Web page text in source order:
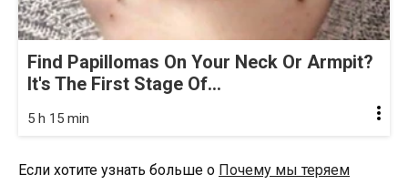
Find Papillomas On Your Neck Or Armpit?
It's The First Stage Of...
5 h 15 min
Если хотите узнать больше о Почему мы теряем